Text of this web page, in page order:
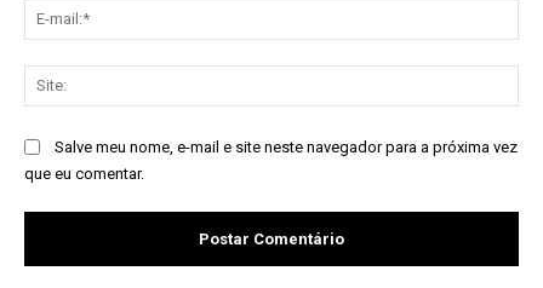
Salve meu nome, e-mail e site neste navegador para a próxima vez
que eu comentar.